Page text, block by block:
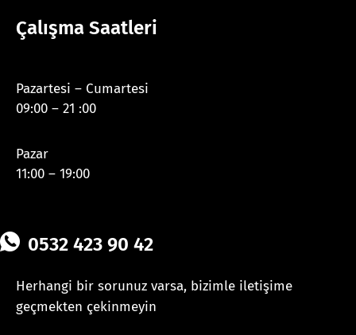
Çalışma Saatleri
Pazartesi – Cumartesi
09:00 – 21 :00
Pazar
11:00 – 19:00
0532 423 90 42
Herhangi bir sorunuz varsa, bizimle iletişime
geçmekten çekinmeyin